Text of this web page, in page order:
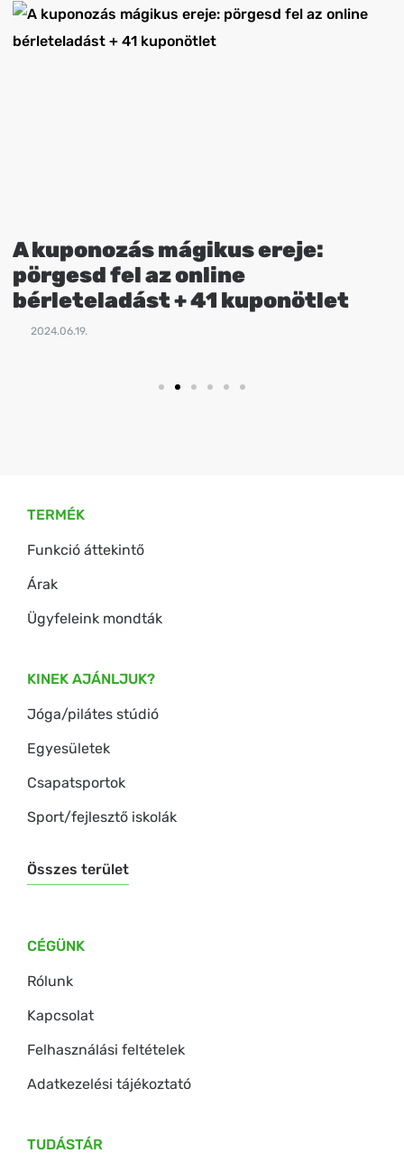
A kuponozás mágikus ereje:
pörgesd fel az online
bérleteladást + 41 kuponötlet
2024.06.19.
TERMÉK
Funkció áttekintő
Árak
Ügyfeleink mondták
KINEK AJÁNLJUK?
Jóga/pilátes stúdió
Egyesületek
Csapatsportok
Sport/fejlesztő iskolák
Összes terület
CÉGÜNK
Rólunk
Kapcsolat
Felhasználási feltételek
Adatkezelési tájékoztató
TUDÁSTÁR